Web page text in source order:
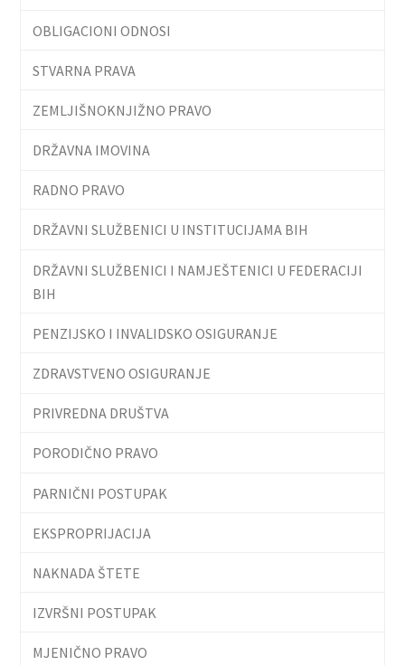
OBLIGACIONI ODNOSI
STVARNA PRAVA
ZEMLJIŠNOKNJIŽNO PRAVO
DRŽAVNA IMOVINA
RADNO PRAVO
DRŽAVNI SLUŽBENICI U INSTITUCIJAMA BIH
DRŽAVNI SLUŽBENICI I NAMJEŠTENICI U FEDERACIJI
BIH
PENZIJSKO I INVALIDSKO OSIGURANJE
ZDRAVSTVENO OSIGURANJE
PRIVREDNA DRUŠTVA
PORODIČNO PRAVO
PARNIČNI POSTUPAK
EKSPROPRIJACIJA
NAKNADA ŠTETE
IZVRŠNI POSTUPAK
MJENIČNO PRAVO